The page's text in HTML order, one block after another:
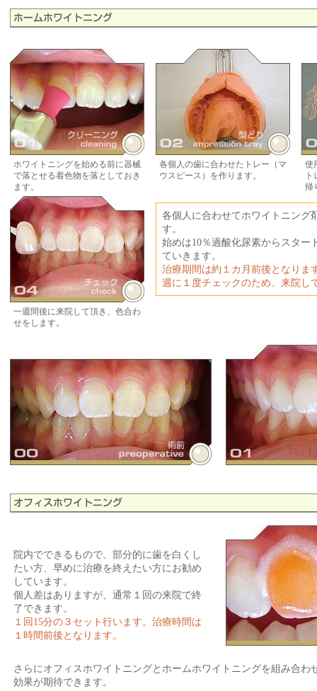
ホワイトニングを始める前に器械
で落とせる着色物を落としておき
ます。
各個人の歯に合わせたトレー（マ
ウスピース）を作ります。
使
帰
各個人に合わせてホワイトニング
す。
始めは10％過酸化尿素からスター
ていきます。
治療期間は約１カ月前後となりま
週に１度チェックのため、来院し
一週間後に来院して頂き、色合わ
せをします。
院内でできるもので、部分的に歯を白くし
たい方、早めに治療を終えたい方にお勧め
しています。
個人差はありますが、通常１回の来院で終
了できます。
１回15分の３セット行います。治療時間は
１時間前後となります。
さらにオフィスホワイトニングとホームホワイトニングを組み合わ
効果が期待できます。